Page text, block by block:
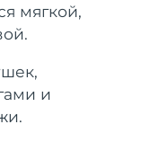
мягкой,
и